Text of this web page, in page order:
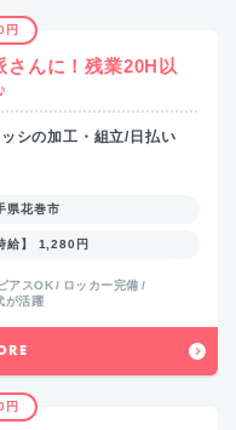
円
さんに！残業20H以
シの加工・組立/日払い
県花巻市
給】 1,280円
ピアスOK
ロッカー完備
が活躍
円